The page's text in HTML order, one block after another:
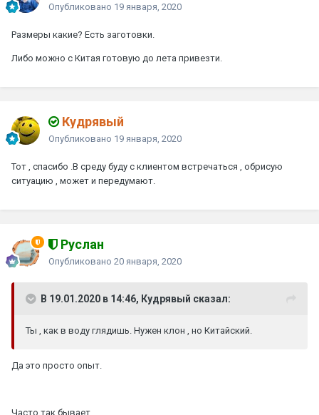
Опубликовано 19 января, 2020
Размеры какие? Есть заготовки.
Либо можно с Китая готовую до лета привезти.
Кудрявый
Опубликовано 19 января, 2020
Тот , спасибо .В среду буду с клиентом встречаться , обрисую
ситуацию , может и передумают.
Руслан
Опубликовано 20 января, 2020
В 19.01.2020 в 14:46, Кудрявый сказал:
Ты , как в воду глядишь. Нужен клон , но Китайский.
Да это просто опыт.
Часто так бывает.